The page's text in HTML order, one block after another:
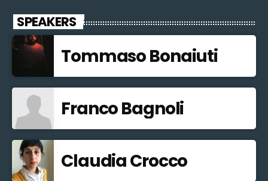
SPEAKERS
Tommaso Bonaiuti
Franco Bagnoli
Claudia Crocco